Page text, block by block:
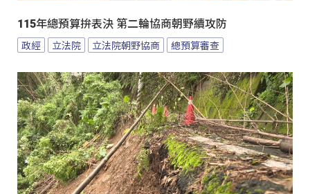
115年總預算拚表決 第二輪協商朝野續攻防
政經 立法院 立法院朝野協商 總預算審查